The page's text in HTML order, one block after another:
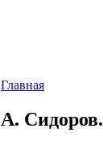
Главная
А.